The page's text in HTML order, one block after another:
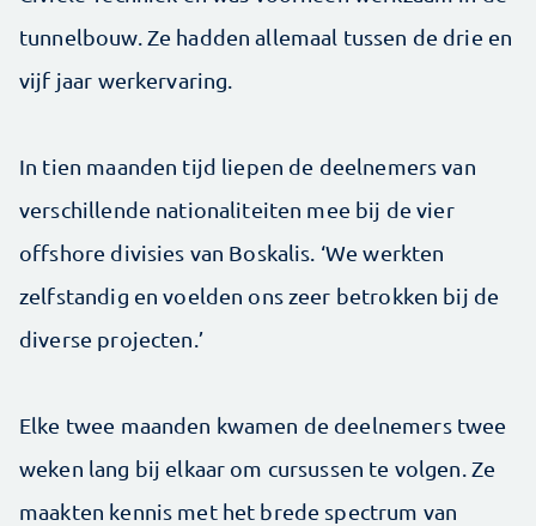
tunnelbouw. Ze hadden allemaal tussen de drie en
vijf jaar werkervaring.
In tien maanden tijd liepen de deelnemers van
verschillende nationaliteiten mee bij de vier
offshore divisies van Boskalis. ‘We werkten
zelfstandig en voelden ons zeer betrokken bij de
diverse projecten.’
Elke twee maanden kwamen de deelnemers twee
weken lang bij elkaar om cursussen te volgen. Ze
maakten kennis met het brede spectrum van